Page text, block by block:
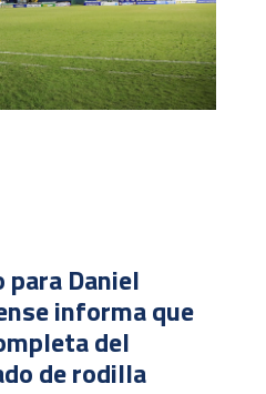
para Daniel
informa que
del
de rodilla